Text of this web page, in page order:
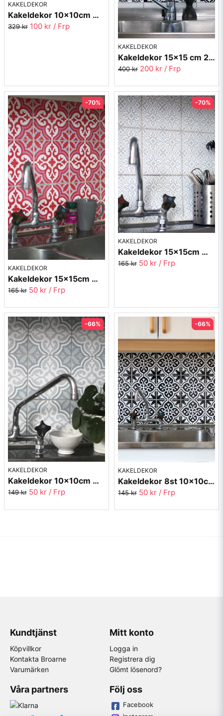
KAKELDEKOR
Kakeldekor 10x10cm Marrakech 2023-21
329 kr 100 kr / Frp
KAKELDEKOR
Kakeldekor 15x15 cm 20 st. mixad svart/vit
400 kr 200 kr / Frp
KAKELDEKOR
Kakeldekor 15x15cm Marrakech 2023-26 röd/rosa
165 kr 50 kr / Frp
-70%
KAKELDEKOR
Kakeldekor 15x15cm Marrakech 2028-10 - 8st.
165 kr 50 kr / Frp
-70%
KAKELDEKOR
Kakeldekor 10x10cm Marrakech 2023-06
149 kr 50 kr / Frp
-66%
KAKELDEKOR
Kakeldekor 8st 10x10cm Marocko 2014-02
145 kr 50 kr / Frp
-66%
Kundtjänst
Köpvillkor
Kontakta Broarne
Varumärken
Mitt konto
Logga in
Registrera dig
Glömt lösenord?
Våra partners Följ oss
Facebook